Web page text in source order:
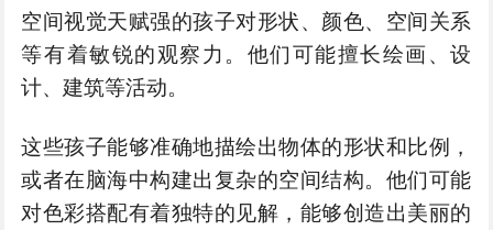
空间视觉天赋强的孩子对形状、颜色、空间关系
等有着敏锐的观察力。他们可能擅长绘画、设
计、建筑等活动。
这些孩子能够准确地描绘出物体的形状和比例，
或者在脑海中构建出复杂的空间结构。他们可能
对色彩搭配有着独特的见解，能够创造出美丽的